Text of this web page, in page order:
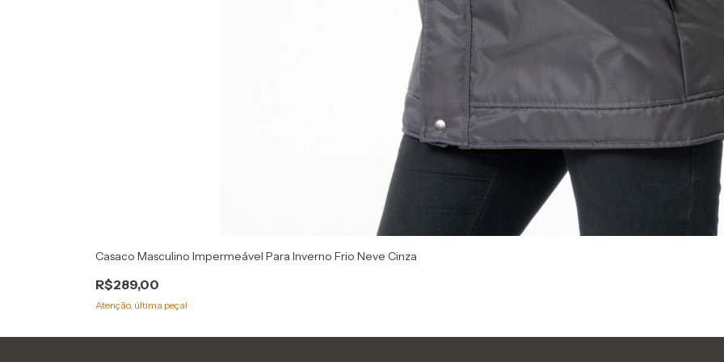
Casaco Masculino Impermeável Para Inverno Frio Neve Cinza
R$289,00
Atenção, última peça!